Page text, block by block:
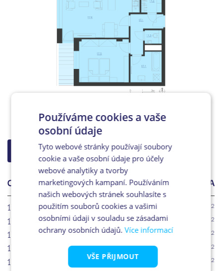
ZPĚT NA VÝBĚR
OZN. ÚČEL MÍSTNOSTI
PLOCHA
17.1
Chodba 2
17.2 Šatna 2
17.3 WC 2
17.4 Koupelna 2
17.5 Ložnice 2
Používáme cookies a vaše
osobní údaje
Tyto webové stránky používají soubory
cookie a vaše osobní údaje pro účely
webové analytiky a tvorby
marketingových kampaní. Používáním
našich webových stránek souhlasíte s
použitím souborů cookies a vašimi
osobními údaji v souladu se zásadami
ochrany osobních údajů.Více informací
VŠE PŘIJMOUT